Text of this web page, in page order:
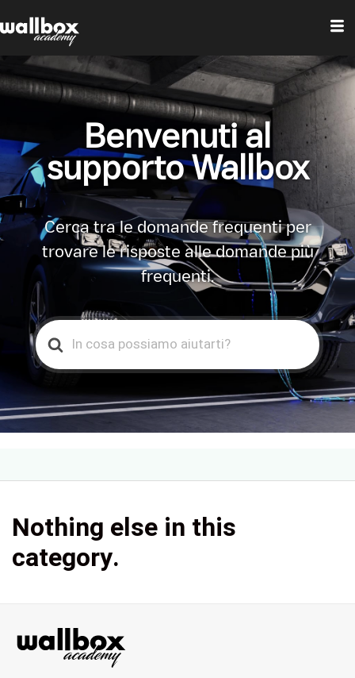
Benvenuti al
supporto Wallbox
Cerca tra le domande frequenti per
trovare le risposte alle domande più
frequenti.
Search
For
Nothing else in this
category.